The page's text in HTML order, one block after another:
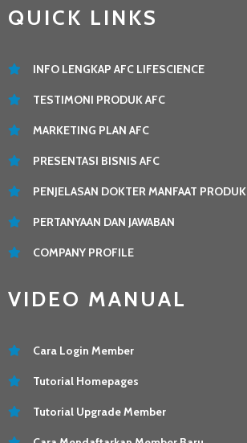
QUICK LINKS
INFO LENGKAP AFC LIFESCIENCE
TESTIMONI PRODUK AFC
MARKETING PLAN AFC
PRESENTASI BISNIS AFC
PENJELASAN DOKTER MANFAAT PRODUK
PERTANYAAN DAN JAWABAN
COMPANY PROFILE
VIDEO MANUAL
Cara Login Member
Tutorial Homepages
Tutorial Upgrade Member